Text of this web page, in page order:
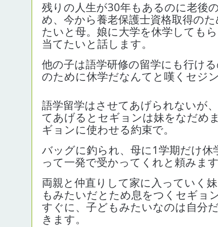
残りの人生が30年もあるのに老後
め、今から養老保護士資格取得の
たいと母。娘に大学を休学しても
当てたいと話します。
他の子は語学研修の留学にも行け
のために休学だなんてと嘆くセジ
語学留学はさせてあげられないが
てあげるとセギョンは妹をなだめ
ギョンに使わせる約束で。
バッグに釣られ、母に1学期だけ休
って一発で受かってくれと頼みま
両親と仲直りして家に入っていく
もみたいだとため息をつくセギョ
すぐに、子どもみたいなのは自分
きます。